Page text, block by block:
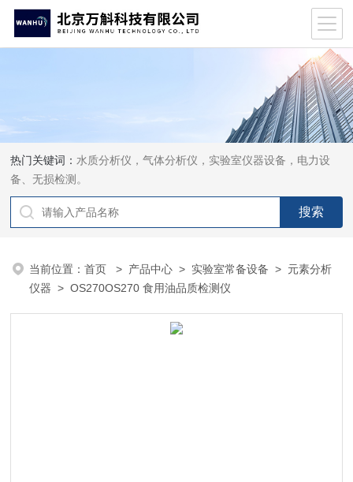
热门关键词： 水质分析仪，气体分析仪，实验室仪器设备，电力设
备、无损检测。
当前位置：首页 > 产品中心 > 实验室常备设备 > 元素分析
仪器 > OS270OS270 食用油品质检测仪